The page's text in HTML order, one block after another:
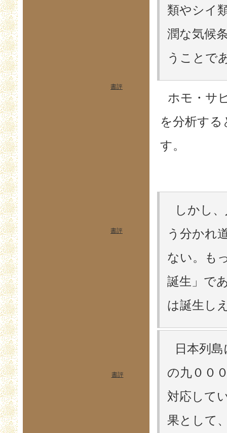
類やシイ
潤な気候
うことで
ホモ・サ
を分析す
す。
しかし
う分かれ
ない。も
誕生」で
は誕生し
日本列
の九００
対応して
果として
書評
書評
書評